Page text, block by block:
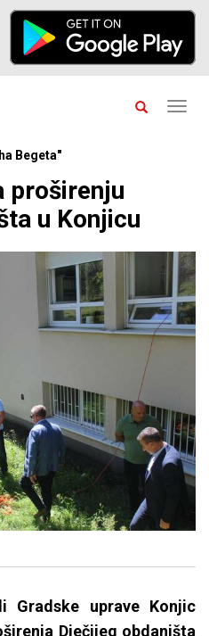
Begeta"
proširenju
u Konjicu
uprave Konjic
Dječijeg obdaništa